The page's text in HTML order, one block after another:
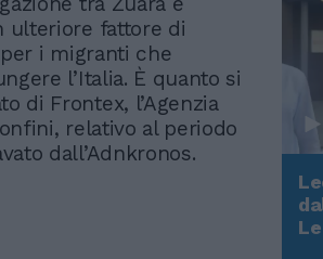
ulteriore fattore di
i migranti che
l’Italia. È quanto si
di Frontex, l’Agenzia
relativo al periodo
dall’Adnkronos.